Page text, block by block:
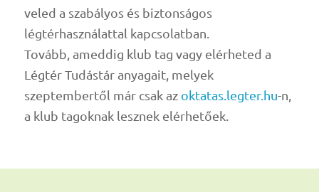
veled a szabályos és biztonságos
légtérhasználattal kapcsolatban.
Tovább, ameddig klub tag vagy elérheted a
Légtér Tudástár anyagait, melyek
szeptembertől már csak az oktatas.legter.hu-n,
a klub tagoknak lesznek elérhetőek.